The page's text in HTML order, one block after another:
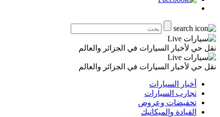
نقل حي لأخبار السيارات في الجزائر والعالم
نقل حي لأخبار السيارات في الجزائر والعالم
أخبار السيارات
تجارب السيارات
تخفيضات وعروض
القيادة والميكانيك